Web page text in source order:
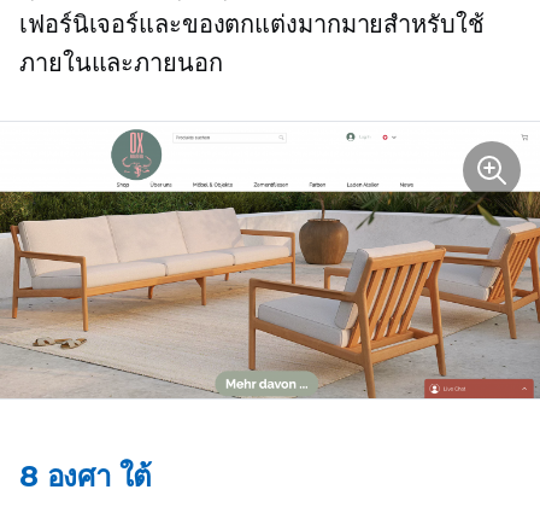
เฟอร์นิเจอร์และของตกแต่งมากมายสำหรับใช้
ภายในและภายนอก
8 องศา ใต้